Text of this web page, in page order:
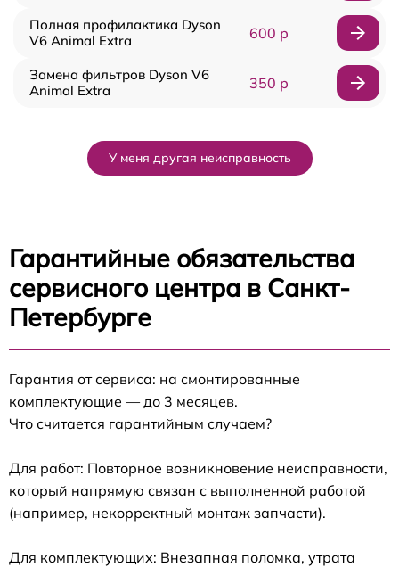
Полная профилактика Dyson
V6 Animal Extra
600 р
Замена фильтров Dyson V6
Animal Extra
350 р
У меня другая неисправность
Гарантийные обязательства
сервисного центра в Санкт-
Петербурге
Гарантия от сервиса: на смонтированные
комплектующие — до 3 месяцев.
Что считается гарантийным случаем?
Для работ: Повторное возникновение неисправности,
который напрямую связан с выполненной работой
(например, некорректный монтаж запчасти).
Для комплектующих: Внезапная поломка, утрата